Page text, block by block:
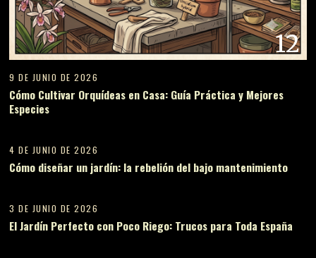
12
9 DE JUNIO DE 2026
Cómo Cultivar Orquídeas en Casa: Guía Práctica y Mejores
Especies
4 DE JUNIO DE 2026
Cómo diseñar un jardín: la rebelión del bajo mantenimiento
14
3 DE JUNIO DE 2026
El Jardín Perfecto con Poco Riego: Trucos para Toda España